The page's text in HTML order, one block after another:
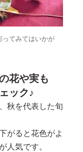
ってみてはいかが
花や実も
ック♪
秋を代表した旬
がると花色がよ
人気です。